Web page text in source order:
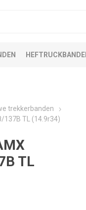
trekkerbanden
137B TL (14.9r34)
TL